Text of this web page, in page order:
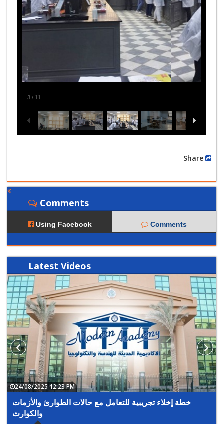
3 / 11
Comments
Using Facebook Comments
Latest Videos
خطة إخلاء تجريبية للتعامل مع حالات الطوارئ والأزمات
والكوارث
24/08/2025 12:23 PM